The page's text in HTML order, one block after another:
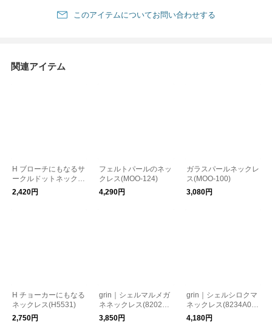
このアイテムについてお問い合わせする
関連アイテム
H ブローチにもなるサ
ークルドットネックレ
ス(H5801)
2,420円
フェルトパールのネッ
クレス(MOO-124)
4,290円
ガラスパールネックレ
ス(MOO-100)
3,080円
H チョーカーにもなる
ネックレス(H5531)
2,750円
grin｜シェルマルメガ
ネネックレス(8202A0
05)
3,850円
grin｜シェルシロクマ
ネックレス(8234A00
8)
4,180円